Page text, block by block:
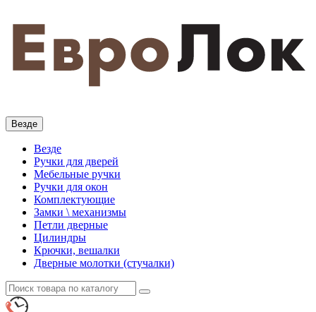
Везде
Везде
Ручки для дверей
Мебельные ручки
Ручки для окон
Комплектующие
Замки \ механизмы
Петли дверные
Цилиндры
Крючки, вешалки
Дверные молотки (стучалки)